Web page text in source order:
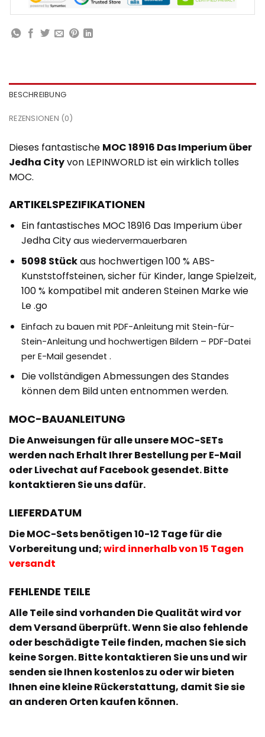
BESCHREIBUNG
REZENSIONEN (0)
Dieses fantastische MOC 18916 Das Imperium über
Jedha Cityvon LEPINWORLD ist ein wirklich tolles
MOC.
ARTIKELSPEZIFIKATIONEN
Ein fantastisches MOC 18916 Das Imperium über
Jedha City aus wiedervermauerbaren
5098 Stückaus hochwertigen 100 % ABS-
Kunststoffsteinen, sicher für Kinder, lange Spielzeit,
100 % kompatibel mit anderen Steinen Marke wie
Le .go
Einfach zu bauen mit PDF-Anleitung mit Stein-für-
Stein-Anleitung und hochwertigen Bildern – PDF-Datei
per E-Mail gesendet .
Die vollständigen Abmessungen des Standes
können dem Bild unten entnommen werden.
MOC-BAUANLEITUNG
Die Anweisungen für alle unsere MOC-SETs
werden nach Erhalt Ihrer Bestellung per E-Mail
oder Livechat auf Facebook gesendet. Bitte
kontaktieren Sie uns dafür.
LIEFERDATUM
Die MOC-Sets benötigen 10-12 Tage für die
Vorbereitung und;wird innerhalb von 15 Tagen
versandt
FEHLENDE TEILE
Alle Teile sind vorhanden Die Qualität wird vor
dem Versand überprüft. Wenn Sie also fehlende
oder beschädigte Teile finden, machen Sie sich
keine Sorgen. Bitte kontaktieren Sie uns und wir
senden sie Ihnen kostenlos zu oder wir bieten
Ihnen eine kleine Rückerstattung, damit Sie sie
an anderen Orten kaufen können.